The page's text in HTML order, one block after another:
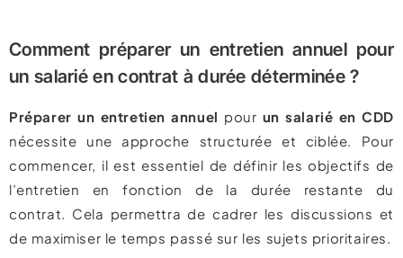
Comment préparer un entretien annuel pour
un salarié en contrat à durée déterminée ?
Préparer un entretien annuel pour un salarié en CDD
nécessite une approche structurée et ciblée. Pour
commencer, il est essentiel de définir les objectifs de
l’entretien en fonction de la durée restante du
contrat. Cela permettra de cadrer les discussions et
de maximiser le temps passé sur les sujets prioritaires.